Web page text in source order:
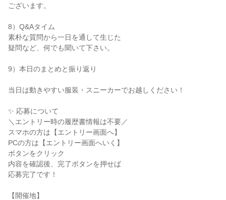
ございます。
8）Q&Aタイム
素朴な質問から一日を通して生じた
疑問など、何でも聞いて下さい。
9）本日のまとめと振り返り
当日は動きやすい服装・スニーカーでお越しください！
✨ 応募について
＼エントリー時の履歴書情報は不要／
スマホの方は【エントリー画面へ】
PCの方は【エントリー画面へいく】
ボタンをクリック
内容を確認後、完了ボタンを押せば
応募完了です！
【開催地】